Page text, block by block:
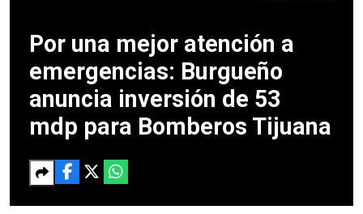
Por una mejor atención a
emergencias: Burgueño
anuncia inversión de 53
mdp para Bomberos Tijuana